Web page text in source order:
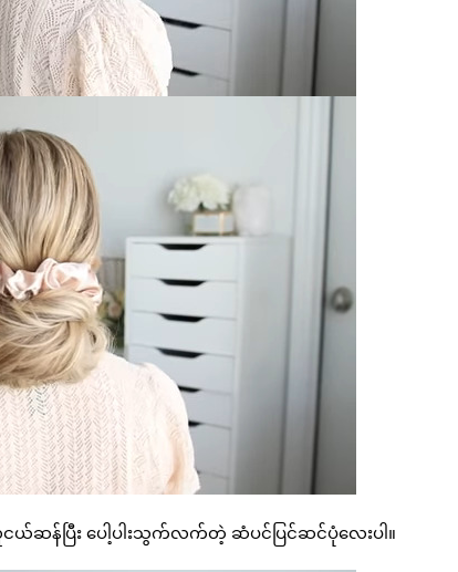
ဆန်ပြီး ပေါ့ပါးသွက်လက်တဲ့ ဆံပင်ပြင်ဆင်ပုံလေးပါ။